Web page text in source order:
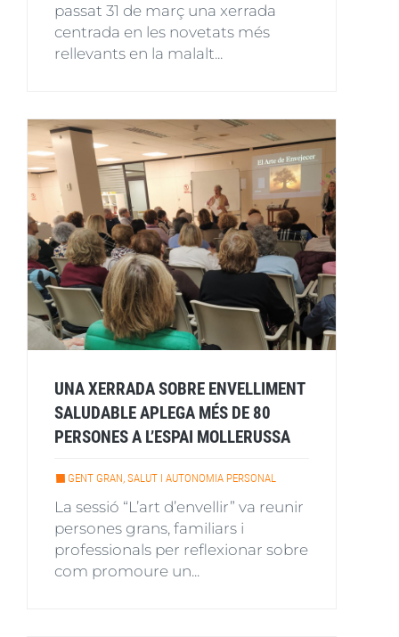
passat 31 de març una xerrada
centrada en les novetats més
rellevants en la malalt...
UNA XERRADA SOBRE ENVELLIMENT
SALUDABLE APLEGA MÉS DE 80
PERSONES A L’ESPAI MOLLERUSSA
GENT GRAN, SALUT I AUTONOMIA PERSONAL
La sessió “L’art d’envellir” va reunir
persones grans, familiars i
professionals per reflexionar sobre
com promoure un...